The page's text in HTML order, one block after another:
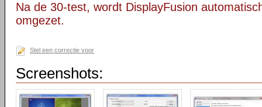
Na de 30-test, wordt DisplayFusion
omgezet.
Stel een correctie voor
Screenshots: